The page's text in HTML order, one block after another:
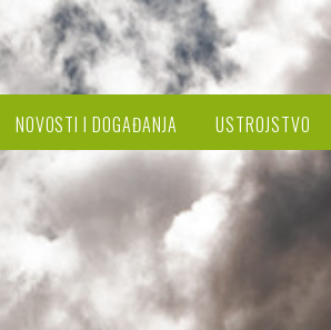
NOVOSTI I DOGAĐANJA USTROJSTVO